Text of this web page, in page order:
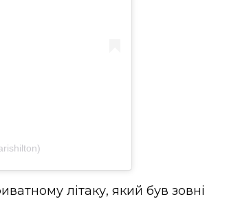
літаку, який був зовні